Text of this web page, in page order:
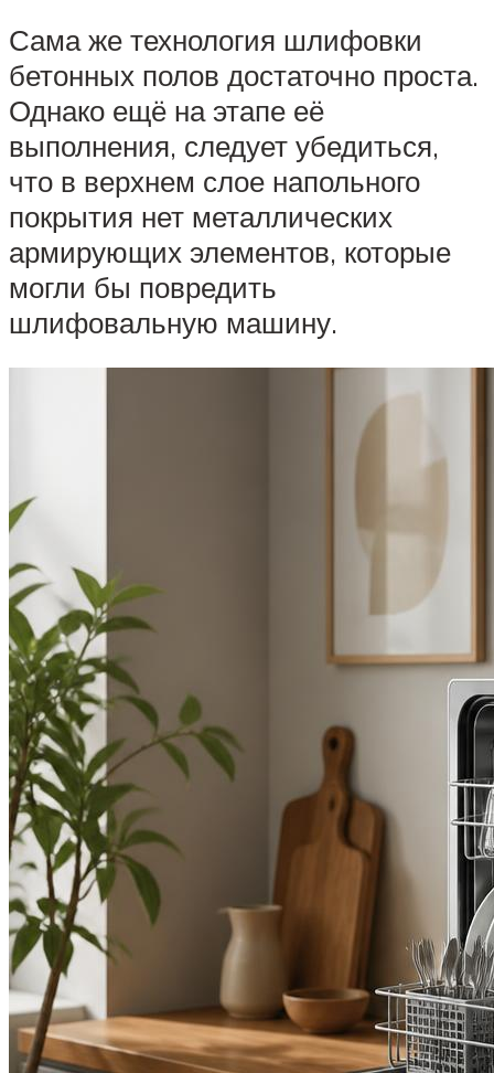
Сама же технология шлифовки
бетонных полов достаточно проста.
Однако ещё на этапе её
выполнения, следует убедиться,
что в верхнем слое напольного
покрытия нет металлических
армирующих элементов, которые
могли бы повредить
шлифовальную машину.